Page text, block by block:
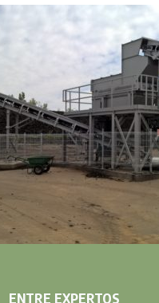
ENTRE EXPERTOS